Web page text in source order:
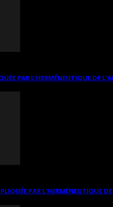
PAR L’HERMÉNEUTIQUE DE
PAR L’HERMÉNEUTIQUE DE